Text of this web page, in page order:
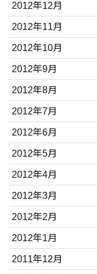
2012年12月
2012年11月
2012年10月
2012年9月
2012年8月
2012年7月
2012年6月
2012年5月
2012年4月
2012年3月
2012年2月
2012年1月
2011年12月